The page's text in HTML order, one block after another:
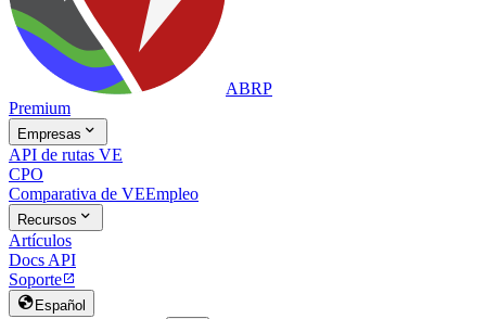
ABRP
Premium
Empresas 
API de rutas VE
CPO
Comparativa de VEEmpleo
Recursos 
Artículos
Docs API
Soporte
 Español